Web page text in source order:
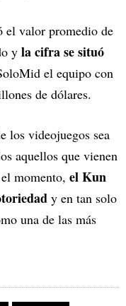
el valor promedio de
y la cifra se situó
el equipo con
de dólares.
los videojuegos sea
aquellos que vienen
momento, el Kun
y en tan solo
una de las más